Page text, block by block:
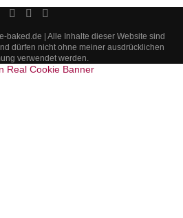
baked.de | Alle Inhalte dieser Website sind
dürfen nicht ohne meiner ausdrücklichen
verwendet werden.
Real Cookie Banner